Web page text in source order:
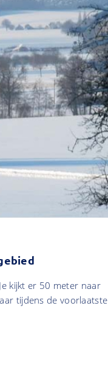
kijkt er 50 meter naar
tijdens de voorlaatste